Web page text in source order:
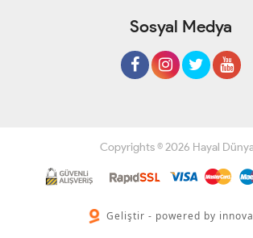
Sosyal Medya
Copyrights © 2026 Hayal
Geliştir - powered by